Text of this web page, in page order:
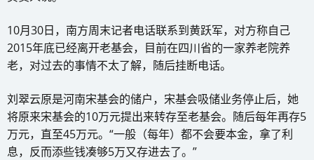
10月30日，南方周末记者电话联系到黄跃军，对方称自己
2015年底已经离开老基会，目前在四川省的一家养老院养
老，对过去的事情不太了解，随后挂断电话。
刘翠云原是河南宋基会的储户，宋基会吸储业务停止后，她
将原来宋基会的10万元提出来转存至老基会。随后每年再存5
万元，直至45万元。“一般（每年）都不会要本金，拿了利
息，反而添些钱凑够5万又存进去了。”